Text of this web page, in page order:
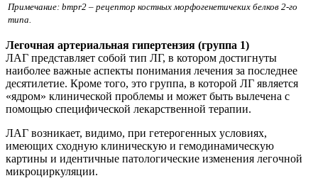
Примечание: bmpr2 – рецептор костных морфогенетичеких белков 2-го
типа.
Легочная артериальная гипертензия (группа 1)
ЛАГ представляет собой тип ЛГ, в котором достигнуты
наиболее важные аспекты понимания лечения за последнее
десятилетие. Кроме того, это группа, в которой ЛГ является
«ядром» клинической проблемы и может быть вылечена с
помощью специфической лекарственной терапии.
ЛАГ возникает, видимо, при гетерогенных условиях,
имеющих сходную клиническую и гемодинамическую
картины и идентичные патологические изменения легочной
микроциркуляции.